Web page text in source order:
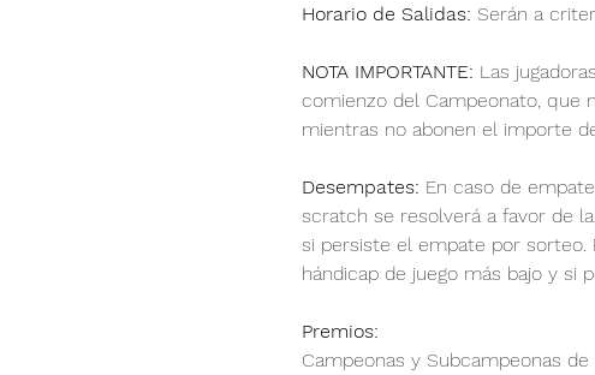
Horario de Salidas: Serán a
NOTA IMPORTANTE: Las
comienzo del Campeonato, que
mientras no abonen el importe
Desempates: En caso de
scratch se resolverá a favor de
si persiste el empate por sorteo.
hándicap de juego más bajo y si
Premios:
Campeonas y Subcampeonas de